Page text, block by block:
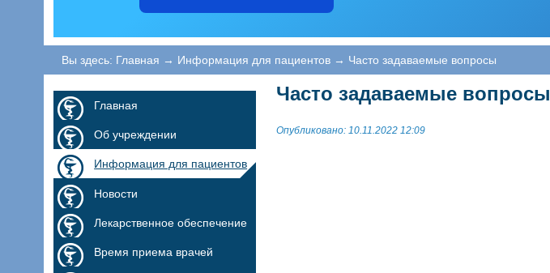
Вы здесь: Главная → Информация для пациентов → Часто задаваемые вопросы
Главная
Об учреждении
Информация для пациентов
Новости
Лекарственное обеспечение
Время приема врачей
Часто задаваемые вопросы
Опубликовано: 10.11.2022 12:09